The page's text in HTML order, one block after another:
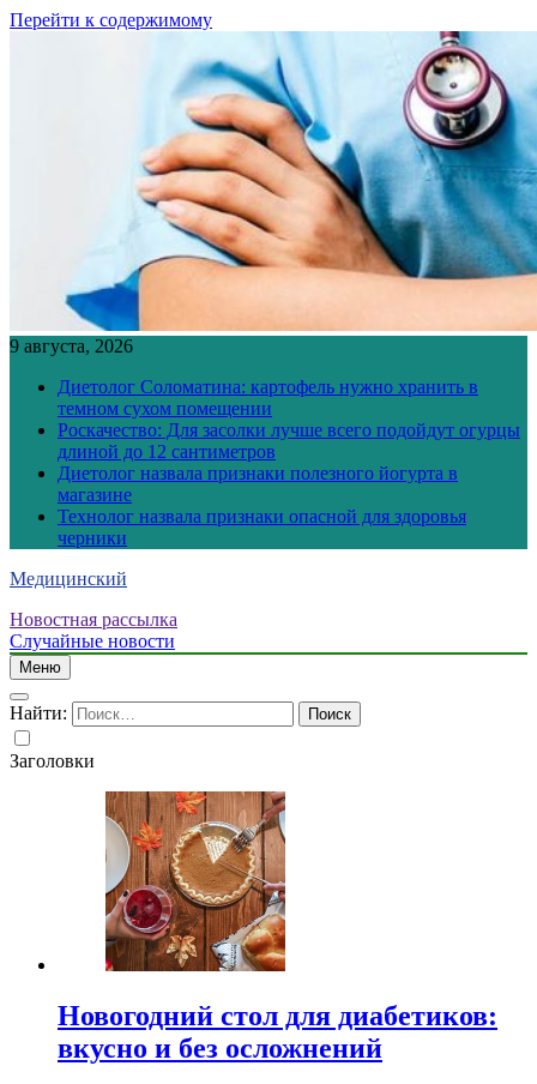
Перейти к содержимому
9 августа, 2026
Диетолог Соломатина: картофель нужно хранить в
темном сухом помещении
Роскачество: Для засолки лучше всего подойдут огурцы
длиной до 12 сантиметров
Диетолог назвала признаки полезного йогурта в
магазине
Технолог назвала признаки опасной для здоровья
черники
Медицинский
Новостная рассылка
Случайные новости
Меню
Найти:
Заголовки
Новогодний стол для диабетиков:
вкусно и без осложнений